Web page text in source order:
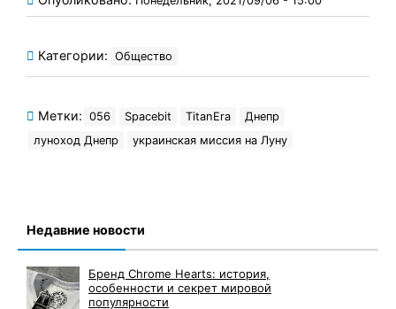
Категории: Общество
Метки: 056 Spacebit TitanEra
Днепр
луноход Днепр
украинская миссия на Луну
Недавние новости
Бренд Chrome Hearts: история,
особенности и секрет мировой
популярности